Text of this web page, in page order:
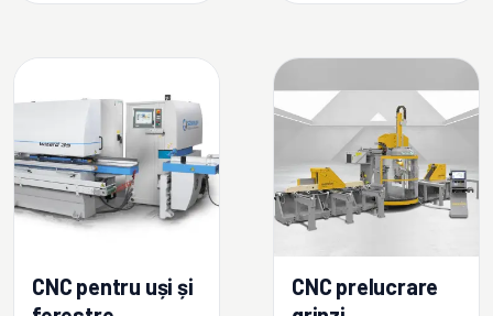
CNC pentru uși și
CNC prelucrare